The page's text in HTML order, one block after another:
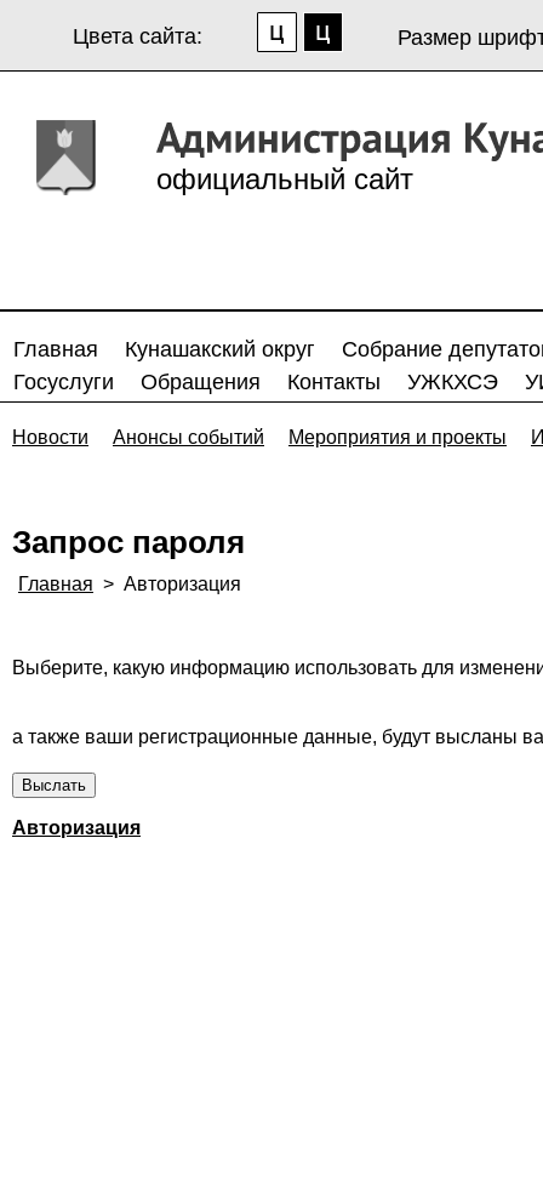
Цвета сайта: Размер
официальный сайт
Главная Кунашакский округ
Собрание
Госуслуги
Обращения Контакты УЖКХСЭ
Новости Анонсы событий Мероприятия и проекты
Запрос пароля
Главная > Авторизация
Выберите, какую информацию использовать для
а также ваши регистрационные данные, будут высланы
Авторизация